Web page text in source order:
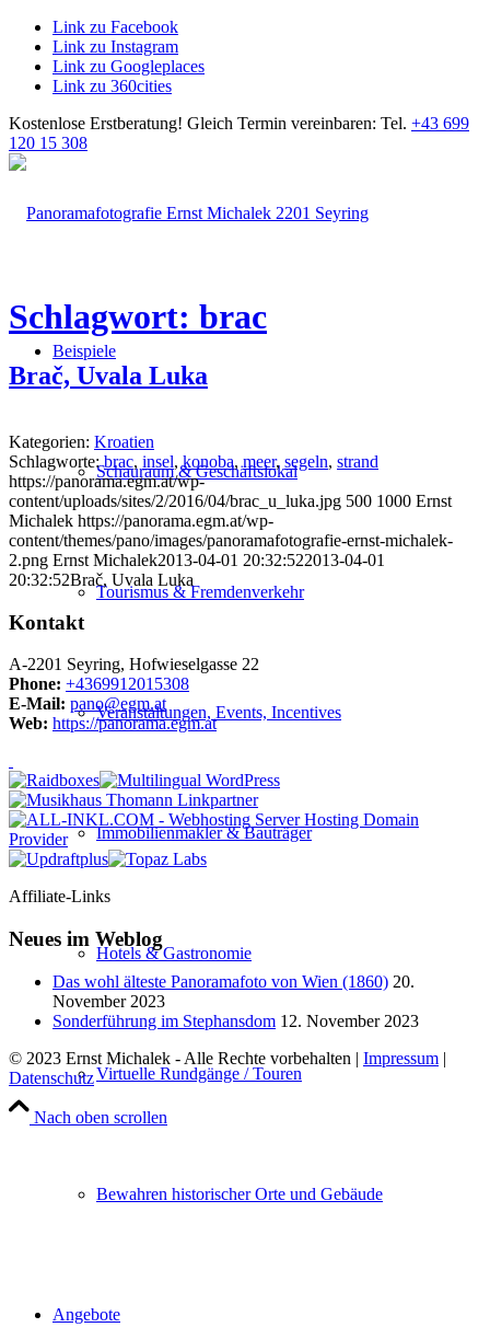
Link zu Facebook
Link zu Instagram
Link zu Googleplaces
Link zu 360cities
Kostenlose Erstberatung! Gleich Termin vereinbaren: Tel. +43 699
120 15 308
Beispiele
Schauraum & Geschäftslokal
Tourismus & Fremdenverkehr
Veranstaltungen, Events, Incentives
Immobilienmakler & Bauträger
Hotels & Gastronomie
Virtuelle Rundgänge / Touren
Bewahren historischer Orte und Gebäude
Angebote
Schlagwort: brac
Brač, Uvala Luka
Kategorien: Kroatien
Schlagworte:brac, insel,konoba,meer, segeln, strand
https://panorama.egm.at/wp-
content/uploads/sites/2/2016/04/brac_u_luka.jpg 500 1000 Ernst
Michalek https://panorama.egm.at/wp-
content/themes/pano/images/panoramafotografie-ernst-michalek-
2.png Ernst Michalek2013-04-01 20:32:522013-04-01
20:32:52Brač, Uvala Luka
Kontakt
A-2201 Seyring, Hofwieselgasse 22
Phone: +4369912015308
E-Mail: pano@egm.at
Web: https://panorama.egm.at
Affiliate-Links
Neues im Weblog
Das wohl älteste Panoramafoto von Wien (1860) 20.
November 2023
Sonderführung im Stephansdom 12. November 2023
© 2023 Ernst Michalek - Alle Rechte vorbehalten | Impressum |
Datenschutz
Nach oben scrollen